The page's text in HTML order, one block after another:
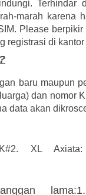
Terhindar
marah karena
Please
registrasi di
baru maupun
dan nomor
data akan
2. XL Axiata:
lama: